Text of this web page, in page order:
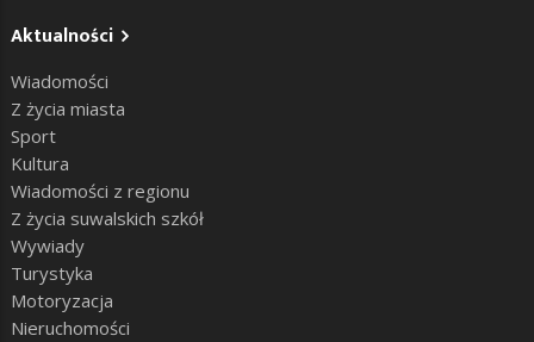
Aktualności
Wiadomości
Z życia miasta
Sport
Kultura
Wiadomości z regionu
Z życia suwalskich szkół
Wywiady
Turystyka
Motoryzacja
Nieruchomości